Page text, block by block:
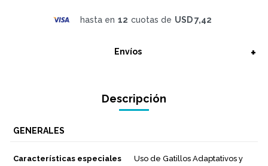
hasta en 12 cuotas de USD 7,42
Envíos
Descripción
GENERALES
Características especiales
Uso de Gatillos Adaptativos y